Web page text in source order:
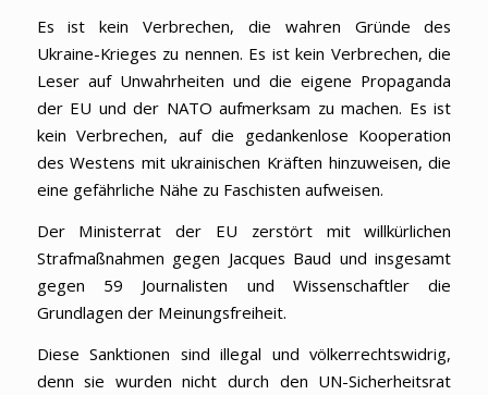
Es ist kein Verbrechen, die wahren Gründe des
Ukraine-Krieges zu nennen. Es ist kein Verbrechen, die
Leser auf Unwahrheiten und die eigene Propaganda
der EU und der NATO aufmerksam zu machen. Es ist
kein Verbrechen, auf die gedankenlose Kooperation
des Westens mit ukrainischen Kräften hinzuweisen, die
eine gefährliche Nähe zu Faschisten aufweisen.
Der Ministerrat der EU zerstört mit willkürlichen
Strafmaßnahmen gegen Jacques Baud und insgesamt
gegen 59 Journalisten und Wissenschaftler die
Grundlagen der Meinungsfreiheit.
Diese Sanktionen sind illegal und völkerrechtswidrig,
denn sie wurden nicht durch den UN-Sicherheitsrat